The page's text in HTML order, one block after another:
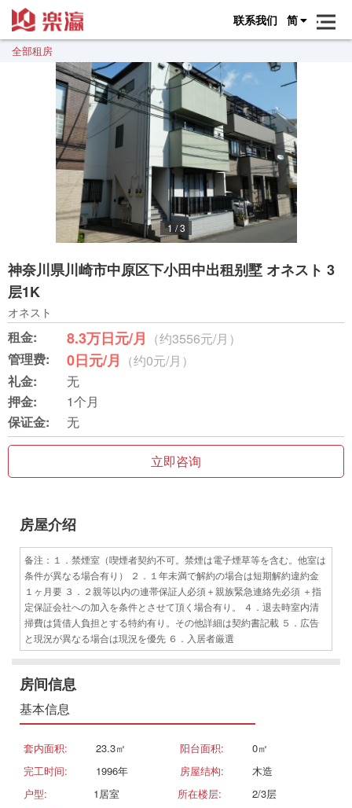
联系我们 简
全部租房
1 /3
神奈川県川崎市中原区下小田中出租别墅 オネスト 3
层1K
オネスト
租金: 8.3万日元/月 （约3556元/月）
管理费:
0日元/月 （约0元/月）
礼金:
无
押金:
1个月
保证金:
无
立即咨询
房屋介绍
备注：１．禁煙室（喫煙者契約不可。禁煙は電子煙草等を含む。他室は
条件が異なる場合有り） ２．１年未満で解約の場合は短期解約違約金
１ヶ月要 ３．２親等以内の連帯保証人必須＋親族緊急連絡先必須 ＋指
定保証会社への加入を条件とさせて頂く場合有り。 ４．退去時室内清
掃費は賃借人負担とする特約有り。その他詳細は契約書記載 ５．広告
と現況が異なる場合は現況を優先 ６．入居者厳選
房间信息
基本信息
套内面积: 23.3㎡ 阳台面积:
0㎡
完工时间:
1996年 房屋结构:
木造
户型:
1居室 所在楼层:
2/3层